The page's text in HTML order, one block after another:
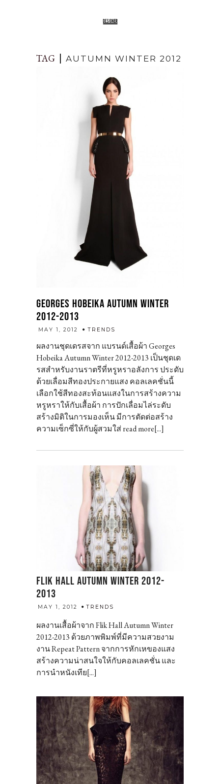
TAG AUTUMN WINTER 2012
GEORGES HOBEIKA AUTUMN WINTER
2012-2013
MAY 1, 2012 TRENDS
ผลงานชุดเดรสจาก แบรนด์เสื้อผ้า Georges
Hobeika Autumn Winter 2012-2013 เป็นชุดเด
รสสำหรับงานราตรีที่หรูหราอลังการ ประดับ
ด้วยเลื่อมสีทองประกายแสง คอลเลคชั่นนี้
เลือกใช้สีทองสะท้อนแสงในการสร้างความ
หรูหราให้กับเสื้อผ้า การปักเลื่อมไล่ระดับ
สร้างมิติในการมองเห็น มีการตัดต่อสร้าง
ความเซ็กซี่ให้กับผู้สวมใส่ read more[...]
FLIK HALL AUTUMN WINTER 2012-
2013
MAY 1, 2012 TRENDS
ผลงานเสื้อผ้าจาก Flik Hall Autumn Winter
2012-2013 ด้วยภาพพิมพ์ที่มีความสวยงาม
งาน Repeat Pattern จากการหักเหของแสง
สร้างความน่าสนใจให้กับคอลเลคชั่น และ
การนำหนังเทีย[...]